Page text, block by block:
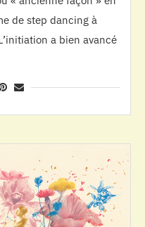
de step dancing à
a bien avancé